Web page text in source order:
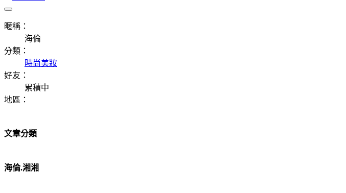
暱稱：
海倫
分類：
時尚美妝
好友：
累積中
地區：
文章分類
海倫.湘湘